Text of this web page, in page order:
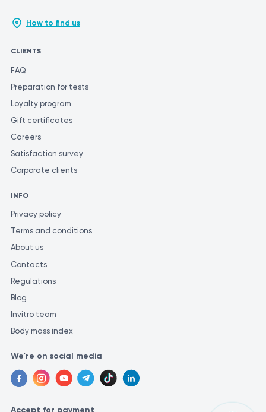
How to find us
CLIENTS
FAQ
Preparation for tests
Loyalty program
Gift certificates
Careers
Satisfaction survey
Corporate clients
INFO
Privacy policy
Terms and conditions
About us
Contacts
Regulations
Blog
Invitro team
Body mass index
We're on social media
Accept for payment